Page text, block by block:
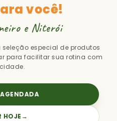
você!
e Niterói
seleção especial de produtos
para facilitar sua rotina com
HOJE →